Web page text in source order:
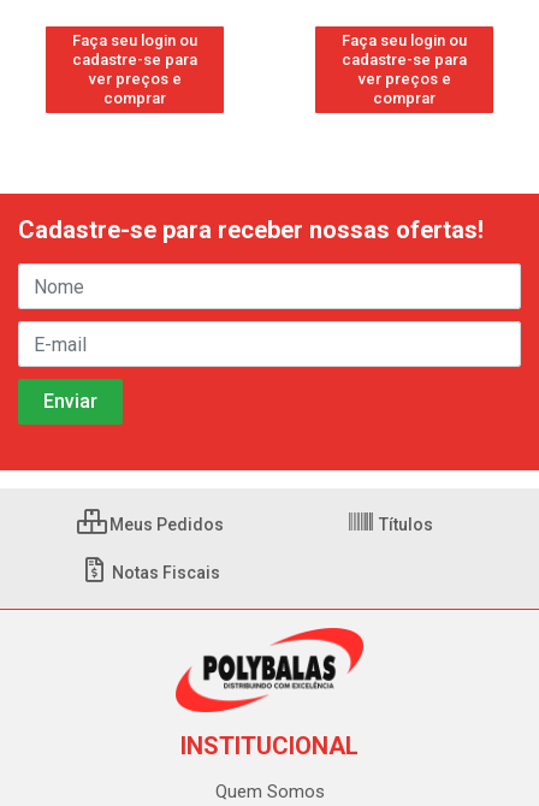
Faça seu login ou
cadastre-se para
ver preços e
comprar
Faça seu login ou
cadastre-se para
ver preços e
comprar
Cadastre-se para receber nossas ofertas!
Meus Pedidos Títulos
Notas Fiscais
INSTITUCIONAL
Quem Somos